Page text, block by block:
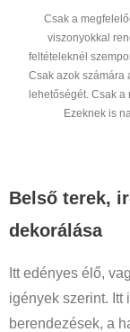
Csak a
viszonyokkal
feltételeknél
Csak azok számára
lehetőségét. Csak a
Ezeknek is
Belső terek,
dekorálása
Itt edényes élő,
igények szerint. Itt
berendezések, a